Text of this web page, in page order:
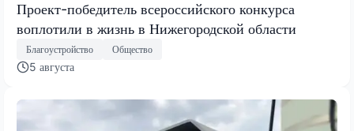
Проект-победитель всероссийского конкурса
воплотили в жизнь в Нижегородской области
Благоустройство Общество
5 августа